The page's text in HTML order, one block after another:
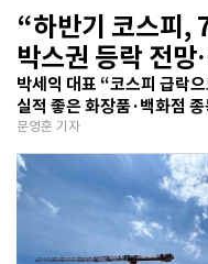
“하반기 코스피,
박스권 등락 전
반영 주시해야”
박세익 대표 “코스피 급락
실적 좋은 화장품·백화점
문영훈 기자